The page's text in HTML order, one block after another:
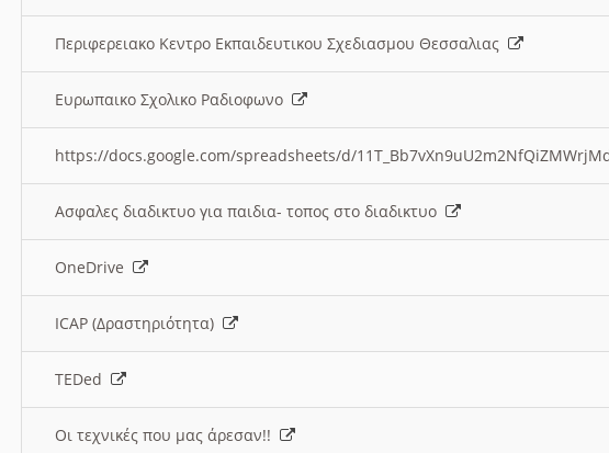
Περιφερειακο Κεντρο Εκπαιδευτικου Σχεδιασμου Θεσσαλιας
Ευρωπαικο Σχολικο Ραδιοφωνο
https://docs.google.com/spreadsheets/d/
Ασφαλες διαδικτυο για παιδια- τοπος στο διαδικτυο
OneDrive
ICAP (Δραστηριότητα)
TEDed
Οι τεχνικές που μας άρεσαν!!